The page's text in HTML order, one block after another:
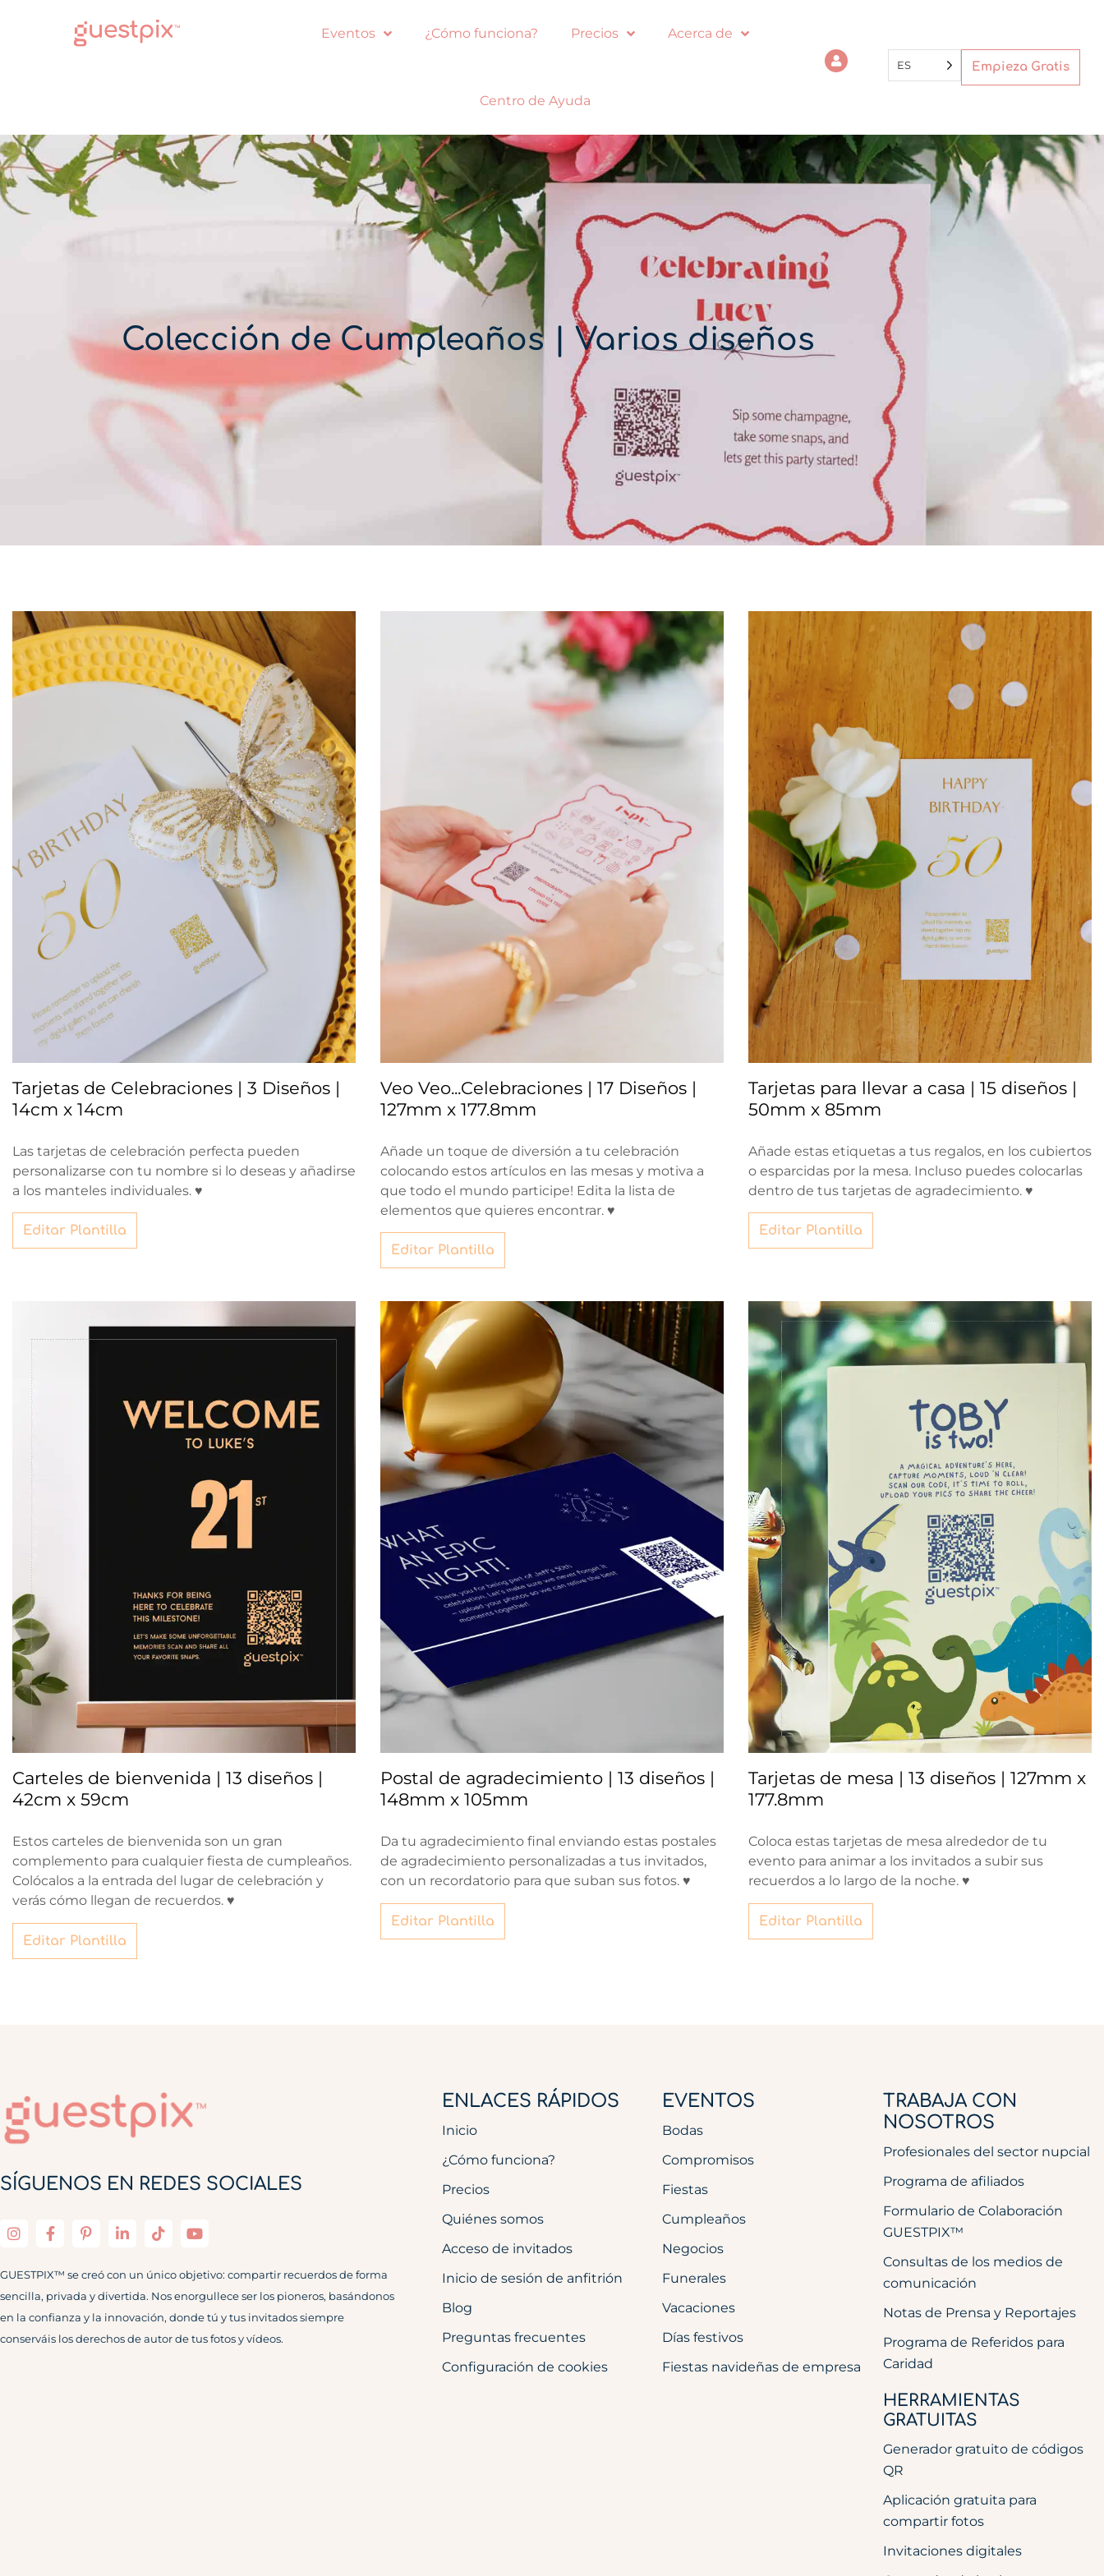
Eventos ¿Cómo funciona? Precios Acerca de
Centro de Ayuda
ES Empieza Gratis
Colección de Cumpleaños | Varios diseños
Tarjetas de Celebraciones | 3 Diseños |
14cm x 14cm
Las tarjetas de celebración perfecta pueden
personalizarse con tu nombre si lo deseas y añadirse
a los manteles individuales. ♥
Editar Plantilla
Veo Veo...Celebraciones | 17 Diseños |
127mm x 177.8mm
Añade un toque de diversión a tu celebración
colocando estos artículos en las mesas y motiva a
que todo el mundo participe! Edita la lista de
elementos que quieres encontrar. ♥
Editar Plantilla
Tarjetas para llevar a casa | 15 diseños |
50mm x 85mm
Añade estas etiquetas a tus regalos, en los cubiertos
o esparcidas por la mesa. Incluso puedes colocarlas
dentro de tus tarjetas de agradecimiento. ♥
Editar Plantilla
Carteles de bienvenida | 13 diseños |
42cm x 59cm
Estos carteles de bienvenida son un gran
complemento para cualquier fiesta de cumpleaños.
Colócalos a la entrada del lugar de celebración y
verás cómo llegan de recuerdos. ♥
Editar Plantilla
Postal de agradecimiento | 13 diseños |
148mm x 105mm
Da tu agradecimiento final enviando estas postales
de agradecimiento personalizadas a tus invitados,
con un recordatorio para que suban sus fotos. ♥
Editar Plantilla
Tarjetas de mesa | 13 diseños | 127mm x
177.8mm
Coloca estas tarjetas de mesa alrededor de tu
evento para animar a los invitados a subir sus
recuerdos a lo largo de la noche. ♥
Editar Plantilla
SÍGUENOS EN REDES SOCIALES
GUESTPIX™ se creó con un único objetivo: compartir recuerdos de forma
sencilla, privada y divertida. Nos enorgullece ser los pioneros, basándonos
en la confianza y la innovación, donde tú y tus invitados siempre
conserváis los derechos de autor de tus fotos y vídeos.
ENLACES RÁPIDOS
Inicio
¿Cómo funciona?
Precios
Quiénes somos
Acceso de invitados
Inicio de sesión de anfitrión
Blog
Preguntas frecuentes
Configuración de cookies
EVENTOS
Bodas
Compromisos
Fiestas
Cumpleaños
Negocios
Funerales
Vacaciones
Días festivos
Fiestas navideñas de empresa
TRABAJA CON
NOSOTROS
Profesionales del sector nupcial
Programa de afiliados
Formulario de Colaboración
GUESTPIX™
Consultas de los medios de
comunicación
Notas de Prensa y Reportajes
Programa de Referidos para
Caridad
HERRAMIENTAS
GRATUITAS
Generador gratuito de códigos
QR
Aplicación gratuita para
compartir fotos
Invitaciones digitales